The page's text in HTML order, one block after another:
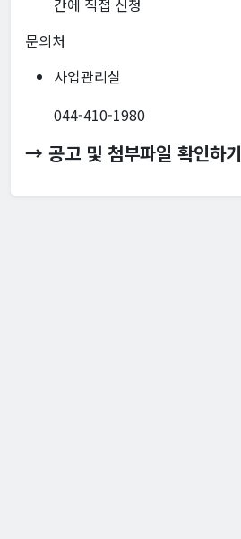
간에 직접 신청
문의처
사업관리실
044-410-1980
→ 공고 및 첨부파일 확인하기